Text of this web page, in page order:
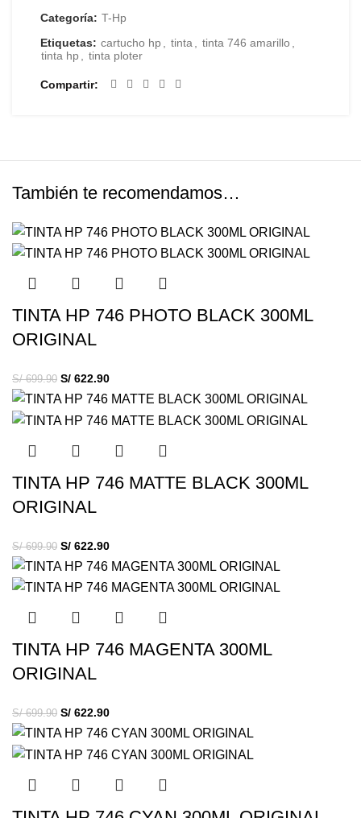
Categoría: T-Hp
Etiquetas: cartucho hp tinta tinta 746 amarillo
tinta hp
tinta ploter
Compartir
También te recomendamos…
TINTA HP 746 PHOTO BLACK 300ML
ORIGINAL
S/699.90 S/ 622.90
TINTA HP 746 MATTE BLACK 300ML
ORIGINAL
S/699.90 S/ 622.90
TINTA HP 746 MAGENTA 300ML
ORIGINAL
S/699.90 S/ 622.90